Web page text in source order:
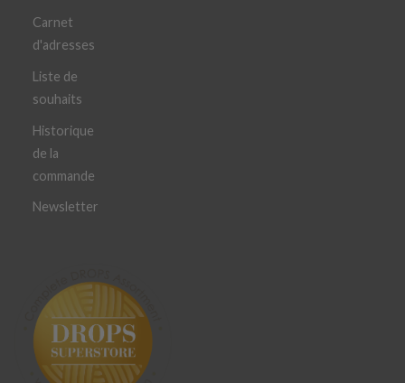
Carnet
d'adresses
Liste de
souhaits
Historique
de la
commande
Newsletter